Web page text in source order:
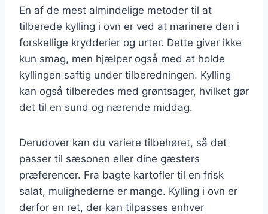
En af de mest almindelige metoder til at
tilberede kylling i ovn er ved at marinere den i
forskellige krydderier og urter. Dette giver ikke
kun smag, men hjælper også med at holde
kyllingen saftig under tilberedningen. Kylling
kan også tilberedes med grøntsager, hvilket gør
det til en sund og nærende middag.
Derudover kan du variere tilbehøret, så det
passer til sæsonen eller dine gæsters
præferencer. Fra bagte kartofler til en frisk
salat, mulighederne er mange. Kylling i ovn er
derfor en ret, der kan tilpasses enhver